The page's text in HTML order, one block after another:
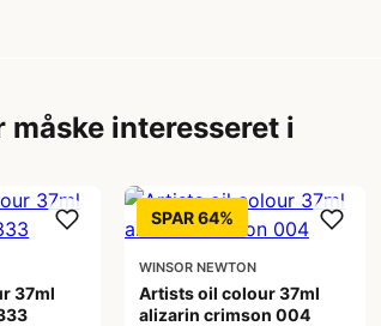
måske interesseret i
37ml
SPAR 64%
WINSOR NEWTON
Artists oil colour 37ml
alizarin crimson 004